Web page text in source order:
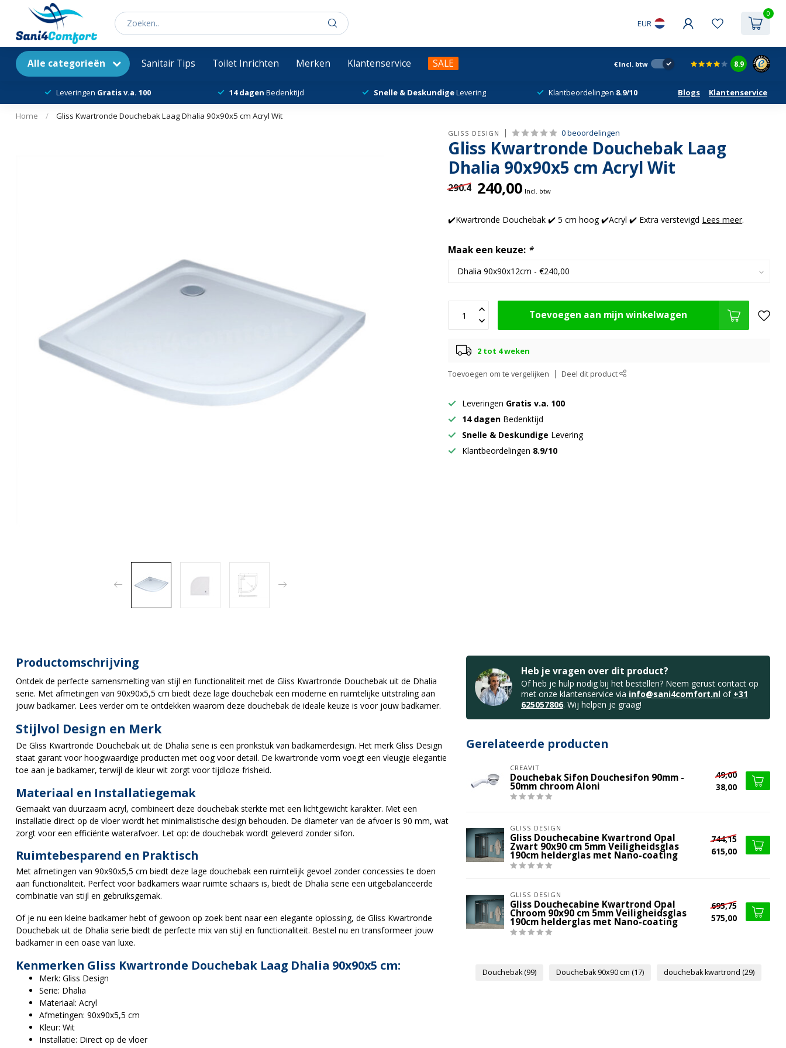
EUR
0
Alle categorieën Sanitair Tips Toilet Inrichten Merken Klantenservice SALE € Incl. btw 8.9
Leveringen Gratis v.a. 100 14 dagen Bedenktijd Snelle & DeskundigeLevering Klantbeordelingen 8.9/10 Blogs Klantenservice
Home / Gliss Kwartronde Douchebak Laag Dhalia 90x90x5 cm Acryl Wit
GLISS DESIGN 0 beoordelingen
Gliss Kwartronde Douchebak Laag
Dhalia 90x90x5 cm Acryl Wit
290.4 240,00 Incl. btw
✔️Kwartronde Douchebak ✔️ 5 cm hoog ✔️Acryl ✔️ Extra verstevigd Lees meer.
Maak een keuze: *
Toevoegen aan mijn winkelwagen
2 tot 4 weken
Toevoegen om te vergelijken Deel dit product
Leveringen Gratis v.a. 100
14 dagen Bedenktijd
Snelle & Deskundige Levering
Klantbeordelingen 8.9/10
Productomschrijving
Ontdek de perfecte samensmelting van stijl en functionaliteit met de Gliss Kwartronde Douchebak uit de Dhalia
serie. Met afmetingen van 90x90x5,5 cm biedt deze lage douchebak een moderne en ruimtelijke uitstraling aan
jouw badkamer. Lees verder om te ontdekken waarom deze douchebak de ideale keuze is voor jouw badkamer.
Stijlvol Design en Merk
De Gliss Kwartronde Douchebak uit de Dhalia serie is een pronkstuk van badkamerdesign. Het merk Gliss Design
staat garant voor hoogwaardige producten met oog voor detail. De kwartronde vorm voegt een vleugje elegantie
toe aan je badkamer, terwijl de kleur wit zorgt voor tijdloze frisheid.
Materiaal en Installatiegemak
Gemaakt van duurzaam acryl, combineert deze douchebak sterkte met een lichtgewicht karakter. Met een
installatie direct op de vloer wordt het minimalistische design behouden. De diameter van de afvoer is 90 mm, wat
zorgt voor een efficiënte waterafvoer. Let op: de douchebak wordt geleverd zonder sifon.
Ruimtebesparend en Praktisch
Met afmetingen van 90x90x5,5 cm biedt deze lage douchebak een ruimtelijk gevoel zonder concessies te doen
aan functionaliteit. Perfect voor badkamers waar ruimte schaars is, biedt de Dhalia serie een uitgebalanceerde
combinatie van stijl en gebruiksgemak.
Of je nu een kleine badkamer hebt of gewoon op zoek bent naar een elegante oplossing, de Gliss Kwartronde
Douchebak uit de Dhalia serie biedt de perfecte mix van stijl en functionaliteit. Bestel nu en transformeer jouw
badkamer in een oase van luxe.
Kenmerken Gliss Kwartronde Douchebak Laag Dhalia 90x90x5 cm:
Merk: Gliss Design
Serie: Dhalia
Materiaal: Acryl
Afmetingen: 90x90x5,5 cm
Kleur: Wit
Installatie: Direct op de vloer
Heb je vragen over dit product?
Of heb je hulp nodig bij het bestellen? Neem gerust contact op
met onze klantenservice via info@sani4comfort.nl of +31
625057806. Wij helpen je graag!
Gerelateerde producten
CREAVIT
Douchebak Sifon Douchesifon 90mm -
50mm chroom Aloni
49,00
38,00
GLISS DESIGN
Gliss Douchecabine Kwartrond Opal
Zwart 90x90 cm 5mm Veiligheidsglas
190cm helderglas met Nano-coating
744,15
615,00
GLISS DESIGN
Gliss Douchecabine Kwartrond Opal
Chroom 90x90 cm 5mm Veiligheidsglas
190cm helderglas met Nano-coating
695,75
575,00
Douchebak(99) Douchebak 90x90 cm (17) douchebak kwartrond (29)